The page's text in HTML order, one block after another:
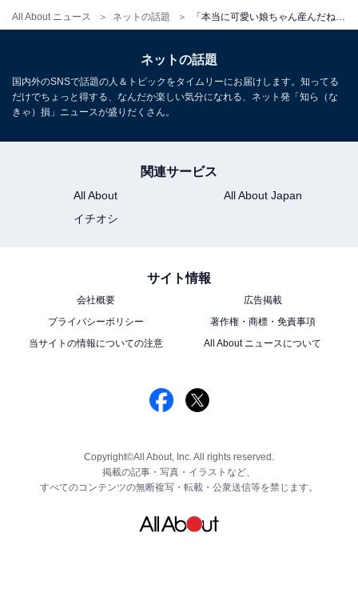
All About ニュース ネットの話題
ネットの話題
国内外のSNSで話題の人＆トピックをタイムリーにお届けします。知ってる
だけでちょっと得する、なんだか楽しい気分になれる、ネット発「知ら（な
きゃ）損」ニュースが盛りだくさん。
関連サービス
All About
All About Japan
イチオシ
サイト情報
会社概要
広告掲載
プライバシーポリシー
著作権・商標・免責事項
当サイトの情報についての注意
All About ニュースについて
Copyright©All About, Inc. All rights reserved.
掲載の記事・写真・イラストなど、
すべてのコンテンツの無断複写・転載・公衆送信等を禁じます。